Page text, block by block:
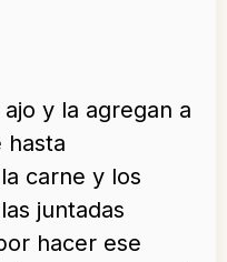
y la agregan a
hasta
carne y los
juntadas
hacer ese